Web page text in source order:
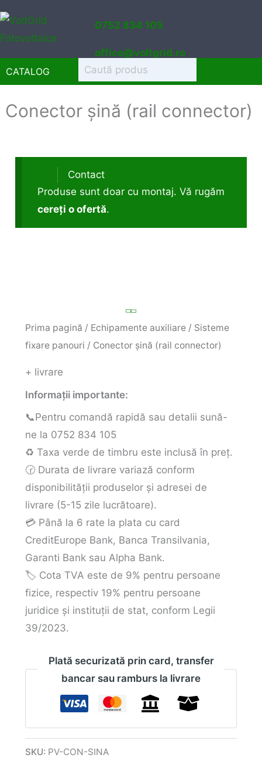
conținut
0752 834 105
office@voltgrid.ro
CATALOG
Conector șină (rail connector)
Contact
Produse sunt doar cu montaj. Vă rugăm
cereți o ofertă.
Prima pagină / Echipamente auxiliare / Sisteme
fixare panouri / Conector șină (rail connector)
+ livrare
Informații importante:
📞Pentru comandă rapidă sau detalii sună-
ne la 0752 834 105
♻️ Taxa verde de timbru este inclusă în preț.
🕝 Durata de livrare variază conform
disponibilității produselor și adresei de
livrare (5-15 zile lucrătoare).
💳 Până la 6 rate la plata cu card
CreditEurope Bank, Banca Transilvania,
Garanti Bank sau Alpha Bank.
🏷️ Cota TVA este de 9% pentru persoane
fizice, respectiv 19% pentru persoane
juridice și instituții de stat, conform Legii
39/2023.
Plată securizată prin card, transfer
bancar sau ramburs la livrare
SKU: PV-CON-SINA